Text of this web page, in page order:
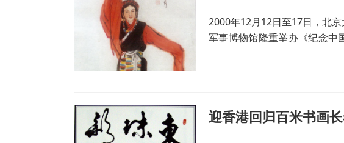
2000年12月12日至17日，北
军事博物馆隆重举办《纪念中
迎香港回归百米书画